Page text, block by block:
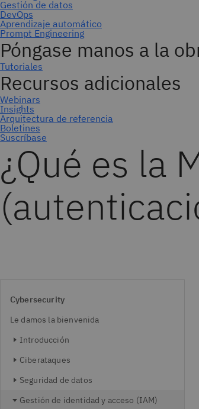
Suscríbase
¿Qué es la
Cybersecurity
Le damos la bienvenida
Introducción
Ciberataques
Seguridad de datos
Gestión de identidad y acceso (IAM)